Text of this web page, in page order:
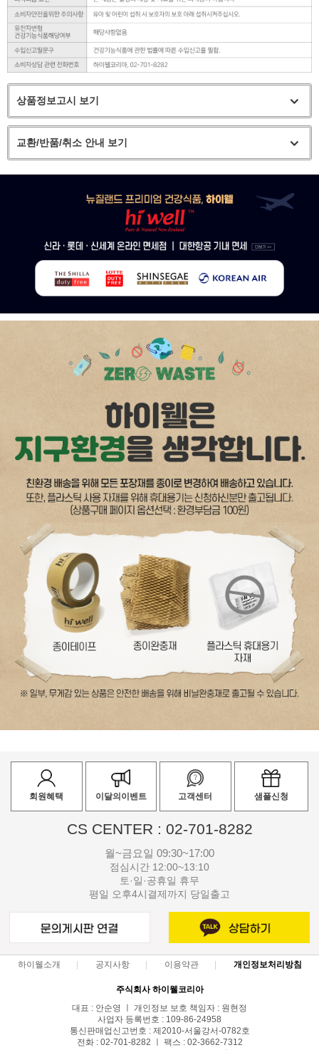
상품정보고시 보기
교환/반품/취소 안내 보기
회원혜택 이달의이벤트 고객센터 샘플신청
CS CENTER : 02-701-8282
월~금요일 09:30~17:00
점심시간 12:00~13:10
토·일·공휴일 휴무
평일 오후4시결제까지 당일출고
하이웰소개 공지사항 이용약관 개인정보처리방침
주식회사 하이웰코리아
대표 : 안순영 ㅣ 개인정보 보호 책임자 : 원현정
사업자 등록번호 : 109-86-24958
통신판매업신고번호 : 제2010-서울강서-0782호
전화 : 02-701-8282 ㅣ 팩스 : 02-3662-7312